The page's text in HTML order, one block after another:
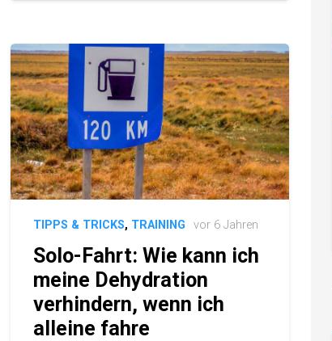
TIPPS & TRICKS, TRAINING vor 6 Jahren
Solo-Fahrt: Wie kann ich
meine Dehydration
verhindern, wenn ich
alleine fahre